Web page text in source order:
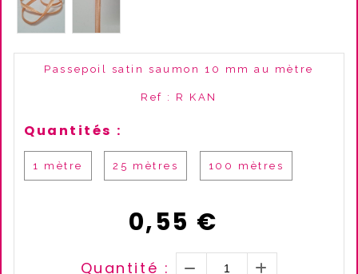
Passepoil satin saumon 10 mm au mètre
Ref : R KAN
Quantités :
1 mètre 25 mètres 100 mètres
0,55 €
Quantité :